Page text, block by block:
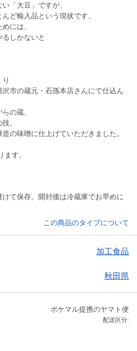
「大豆」ですが、
ど輸入品という現状です。
には、
しかないと
市の蔵元・石孫本店さんにて仕込ん
の蔵。
。
の味噌に仕上げていただきました。
す。
て保存。開封後は冷蔵庫でお早めに
この商品のタイプについて
加工食品
秋田県
ポケマル提携のヤマト便
配送区分: